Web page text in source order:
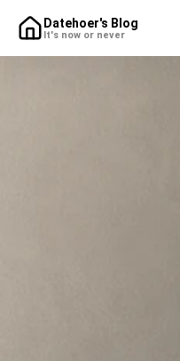
Datehoer's Blog
It's now or never